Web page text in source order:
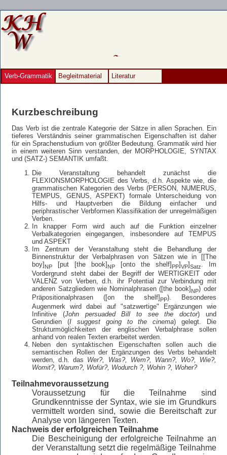
Verb-Grammatik Begleitmaterial Literatur
Kurzbeschreibung
Das Verb ist die zentrale Kategorie der Sätze in allen Sprachen. Ein
tieferes Verständnis seiner grammatischen Eigenschaften ist daher
für ein Sprachenstudium von größter Bedeutung. Grammatik wird hier
in einem weiteren Sinn verstanden, der MORPHOLOGIE, SYNTAX
und (SATZ-) SEMANTIK umfaßt.
Die Veranstaltung behandelt zunächst die
FLEXIONSMORPHOLOGIE des Verbs, d.h. Aspekte wie, die
grammatischen Kategorien des Verbs (PERSON, NUMERUS,
TEMPUS, GENUS, ASPEKT) formale Unterscheidung von
Hilfs- und Hauptverben die Bildung einfacher und
periphrastischer Verbformen Klassifikation der unregelmäßigen
Verben.
In knapper Form wird auch auf die Funktion einzelner
Verbalkategorien eingegangen, insbesondere auf TEMPUS
und ASPEKT
Im Zentrum der Veranstaltung steht die Behandlung der
Binnenstruktur der Verbalphrasen von Sätzen wie in [[The
boy] NP [put [the book] NP [onto the shelf] PP]VP]Satz. Im
Vordergrund steht dabei der Begriff der WERTIGKEIT oder
VALENZ von Verben, d.h. ihr Potential zur Verbindung mit
anderen Satzgliedern wie Nominalphrasen ([the book] NP) oder
Präpositionalphrasen ([on the shelf] PP). Besonderes
Augenmerk wird dabei auf "satzwertige" Ergänzungen wie
Infinitive (John persuaded Bill to see the doctor) und
Gerundien (I suggest going to the cinema) gelegt. Die
Strukturmöglichkeiten der englischen Verbalphrase sollen
anhand von realen Texten erarbeitet werden.
Neben den syntaktischen Eigenschaften sollen auch die
semantischen Rollen der Ergänzungen des Verbs behandelt
werden, d.h. das Wer?, Was?, Wem?, Wann?, Wo?, Wie?,
Womit?, Warum?, Wofür?, Wodurch ?, Wohin ?, Woher?
Teilnahmevoraussetzung
Voraussetzung für die Teilnahme sind
Grundkenntnisse der Syntax, wie sie im Grundkurs
vermittelt worden sind, sowie die Bereitschaft zur
Analyse von längeren Texten.
Nachweis der erfolgreichen Teilnahme
Die Bescheinigung der erfolgreiche Teilnahme an
der Veranstaltung setzt die regelmäßige Teilnahme